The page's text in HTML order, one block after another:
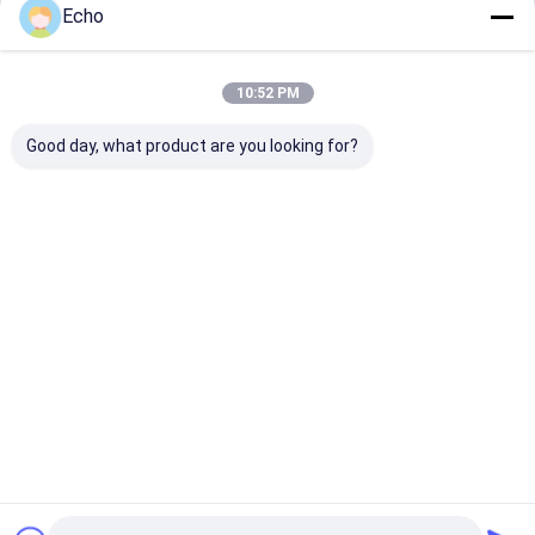
Echo
10:52 PM
Good day, what product are you looking for?